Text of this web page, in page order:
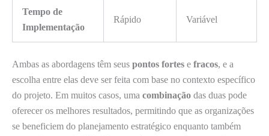
Tempo de
Implementação
Rápido Variável
Ambas as abordagens têm seus pontos fortes e fracos, e a
escolha entre elas deve ser feita com base no contexto específico
do projeto. Em muitos casos, uma combinação das duas pode
oferecer os melhores resultados, permitindo que as organizações
se beneficiem do planejamento estratégico enquanto também